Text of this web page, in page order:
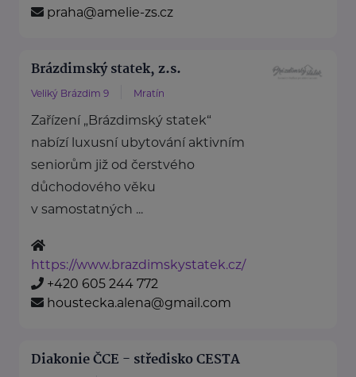
praha@amelie-zs.cz
Brázdimský statek, z.s.
Veliký Brázdim 9 Mratín
Zařízení „Brázdimský statek“
nabízí luxusní ubytování aktivním
seniorům již od čerstvého
důchodového věku
v samostatných ...
https://www.brazdimskystatek.cz/
+420 605 244 772
houstecka.alena@gmail.com
Diakonie ČCE - středisko CESTA